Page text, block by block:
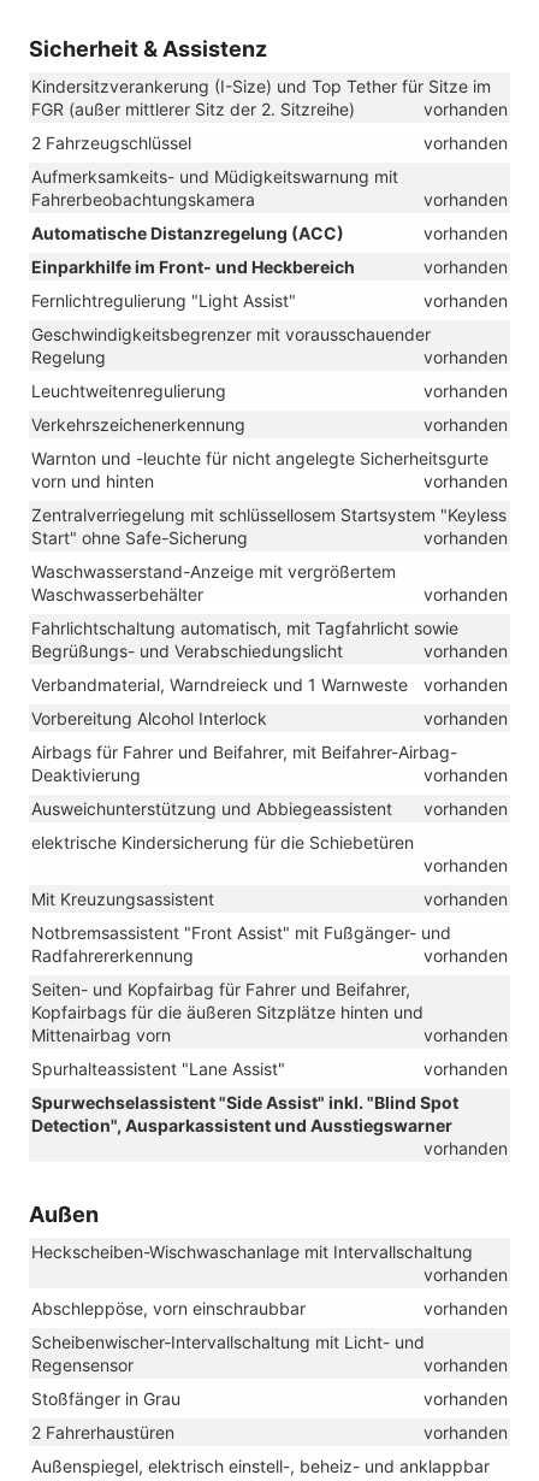
Sicherheit & Assistenz
Kindersitzverankerung (I-Size) und Top Tether für Sitze im
FGR (außer mittlerer Sitz der 2. Sitzreihe)
vorhanden
2 Fahrzeugschlüssel
vorhanden
Aufmerksamkeits- und Müdigkeitswarnung mit
Fahrerbeobachtungskamera
vorhanden
Automatische Distanzregelung (ACC)
vorhanden
Einparkhilfe im Front- und Heckbereich
vorhanden
Fernlichtregulierung "Light Assist"
vorhanden
Geschwindigkeitsbegrenzer mit vorausschauender
Regelung
vorhanden
Leuchtweitenregulierung
vorhanden
Verkehrszeichenerkennung
vorhanden
Warnton und -leuchte für nicht angelegte Sicherheitsgurte
vorn und hinten
vorhanden
Zentralverriegelung mit schlüssellosem Startsystem "Keyless
Start" ohne Safe-Sicherung
vorhanden
Waschwasserstand-Anzeige mit vergrößertem
Waschwasserbehälter
vorhanden
Fahrlichtschaltung automatisch, mit Tagfahrlicht sowie
Begrüßungs- und Verabschiedungslicht
vorhanden
Verbandmaterial, Warndreieck und 1 Warnweste
vorhanden
Vorbereitung Alcohol Interlock
vorhanden
Airbags für Fahrer und Beifahrer, mit Beifahrer-Airbag-
Deaktivierung
vorhanden
Ausweichunterstützung und Abbiegeassistent
vorhanden
elektrische Kindersicherung für die Schiebetüren
vorhanden
Mit Kreuzungsassistent
vorhanden
Notbremsassistent "Front Assist" mit Fußgänger- und
Radfahrererkennung
vorhanden
Seiten- und Kopfairbag für Fahrer und Beifahrer,
Kopfairbags für die äußeren Sitzplätze hinten und
Mittenairbag vorn
vorhanden
Spurhalteassistent "Lane Assist"
vorhanden
Spurwechselassistent "Side Assist" inkl. "Blind Spot
Detection", Ausparkassistent und Ausstiegswarner
vorhanden
Außen
Heckscheiben-Wischwaschanlage mit Intervallschaltung
vorhanden
Abschleppöse, vorn einschraubbar
vorhanden
Scheibenwischer-Intervallschaltung mit Licht- und
Regensensor
vorhanden
Stoßfänger in Grau
vorhanden
2 Fahrerhaustüren
vorhanden
Außenspiegel, elektrisch einstell-, beheiz- und anklappbar